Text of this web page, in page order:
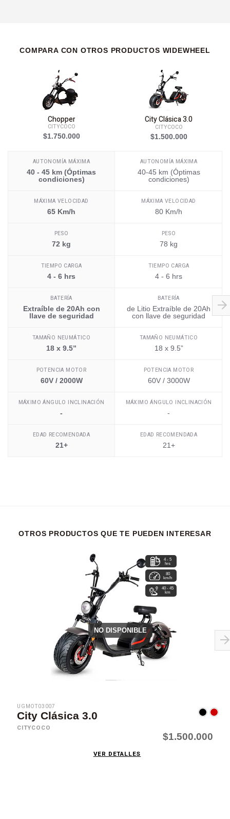
COMPARA CON OTROS PRODUCTOS WIDEWHEEL
Chopper
CITYCOCO
$1.750.000
AUTONOMÍA MÁXIMA
40 - 45 km (Óptimas
condiciones)
MÁXIMA VELOCIDAD
65 Km/h
PESO
72 kg
TIEMPO CARGA
4 - 6 hrs
BATERÍA
Extraíble de 20Ah con
llave de seguridad
TAMAÑO NEUMÁTICO
18 x 9.5”
POTENCIA MOTOR
60V / 2000W
MÁXIMO ÁNGULO INCLINACIÓN
-
EDAD RECOMENDADA
21+
City Clásica 3.0
CITYCOCO
$1.500.000
AUTONOMÍA MÁXIMA
40-45 km (Óptimas
condiciones)
MÁXIMA VELOCIDAD
80 Km/h
PESO
78 kg
TIEMPO CARGA
4 - 6 hrs
BATERÍA
de Litio Extraíble de 20Ah
con llave de seguridad
TAMAÑO NEUMÁTICO
18 x 9.5”
POTENCIA MOTOR
60V / 3000W
MÁXIMO ÁNGULO INCLINACIÓN
-
EDAD RECOMENDADA
21+
OTROS PRODUCTOS QUE TE PUEDEN INTERESAR
NO DISPONIBLE
4 - 5
hrs
80
km/h
40 - 45
km
UGMOT03007
City Clásica 3.0
CITYCOCO
$1.500.000
VER DETALLES